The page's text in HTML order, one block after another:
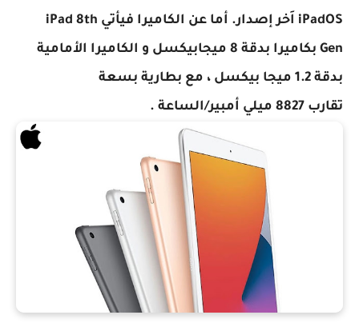
iPadOS اَخر إصدار. أما عن الكاميرا فيأتي iPad 8th
Gen بكاميرا بدقة 8 ميجابيكسل و الكاميرا الأمامية
بدقة 1.2 ميجا بيكسل ، مع بطارية بسعة
تقارب 8827 ميلي أمبير/الساعة .